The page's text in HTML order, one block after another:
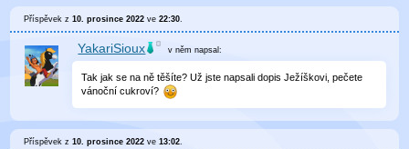
Příspěvek z10. prosince 2022 ve22:30.
YakariSioux v němnapsal:
Tak jak se na ně těšíte? Už jste napsali dopis Ježíškovi, pečete
vánoční cukroví?
Příspěvek z10. prosince 2022 ve13:02